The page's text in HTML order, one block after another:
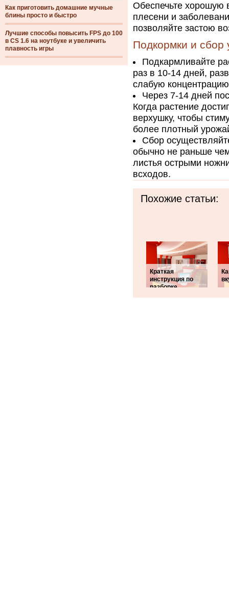
Как приготовить домашние мучные
блины просто и быстро
Лучшие способы повысить FPS до 100
в CS 1.6 на ноутбуке и увеличить
плавность игры
Обеспечьте хорошую
плесени и
позволяйте застою
Подкормки и сбор
Подкармливайте
раз в 10-14 дней,
слабую
Через 7-14 дней
Когда растение
верхушку, чтобы
более плотный
Сбор
обычно не раньше
листья острыми
всходов.
Похожие статьи:
Краткая
инструкция по
разборке